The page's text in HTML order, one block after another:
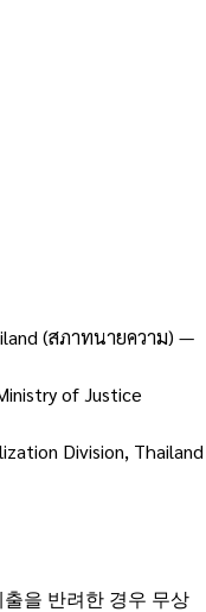
(สภาทนายความ) —
of Justice
Division, Thailand
을 반려한 경우 무상